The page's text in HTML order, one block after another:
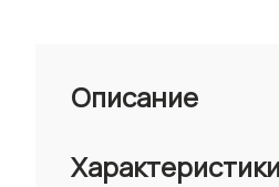
Описание
Характеристики